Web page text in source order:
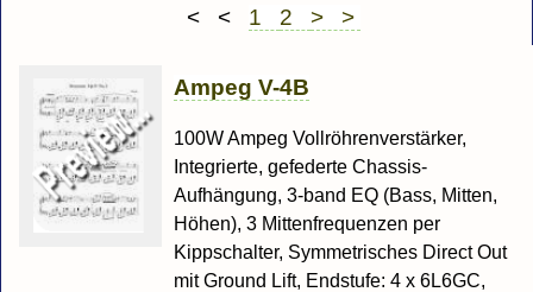
< < 1 2 > >
Ampeg V-4B
100W Ampeg Vollröhrenverstärker,
Integrierte, gefederte Chassis-
Aufhängung, 3-band EQ (Bass, Mitten,
Höhen), 3 Mittenfrequenzen per
Kippschalter, Symmetrisches Direct Out
mit Ground Lift, Endstufe: 4 x 6L6GC,